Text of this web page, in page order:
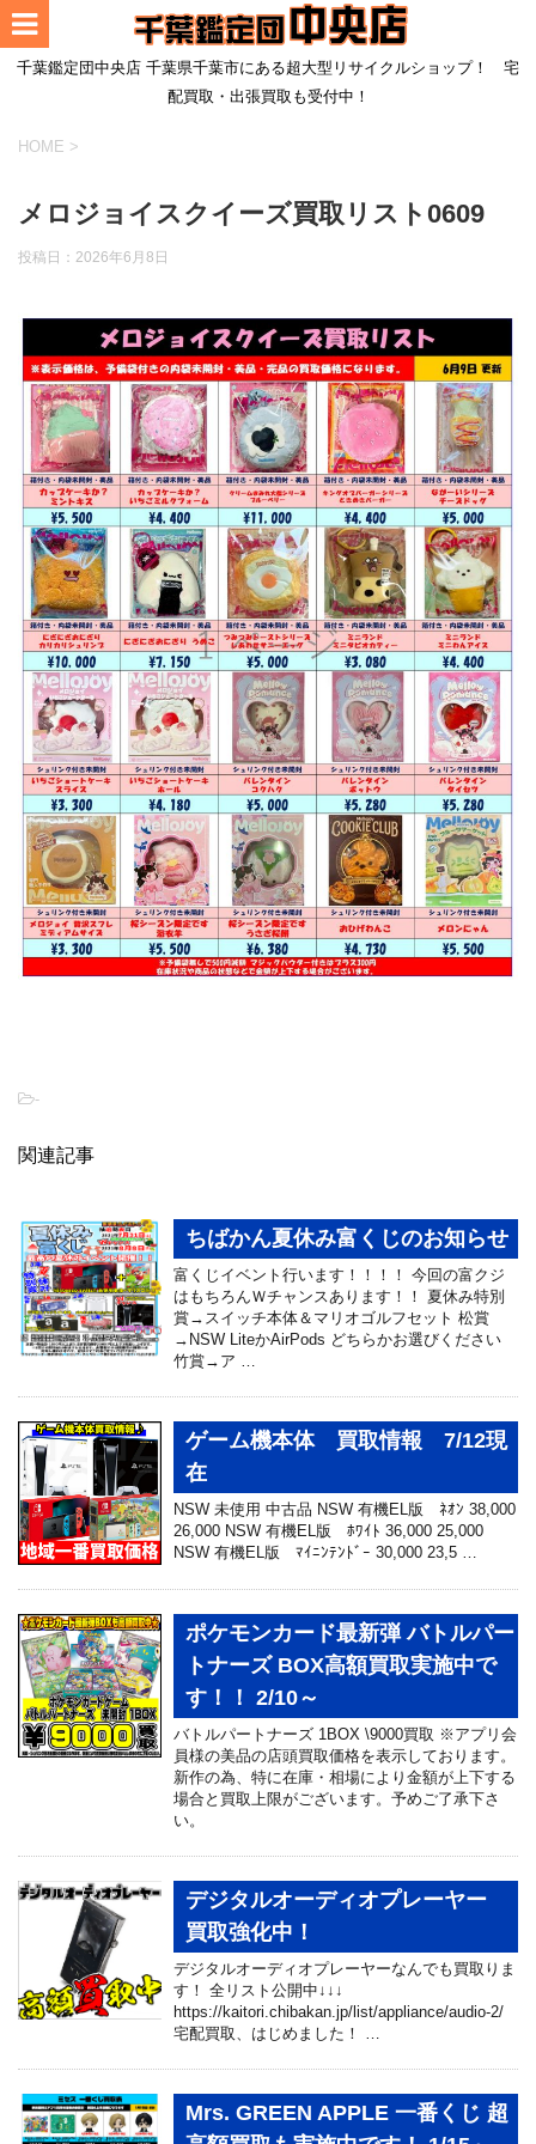
千葉鑑定団中央店 千葉県千葉市にある超大型リサイクルショップ！ 宅
配買取・出張買取も受付中！
HOME >
メロジョイスクイーズ買取リスト0609
投稿日： 2026年6月8日
-
関連記事
ちばかん夏休み富くじのお知らせ
富くじイベント行います！！！！ 今回の富クジ
はもちろんＷチャンスあります！！ 夏休み特別
賞→スイッチ本体＆マリオゴルフセット 松賞
→NSW LiteかAirPods どちらかお選びください
竹賞→ア …
ゲーム機本体 買取情報 7/12現
在
NSW 未使用 中古品 NSW 有機EL版 ﾈｵﾝ 38,000
26,000 NSW 有機EL版 ﾎﾜｲﾄ 36,000 25,000
NSW 有機EL版 ﾏｲﾆﾝﾃﾝﾄﾞｰ 30,000 23,5 …
ポケモンカード最新弾 バトルパー
トナーズ BOX高額買取実施中で
す！！ 2/10～
バトルパートナーズ 1BOX \9000買取 ※アプリ会
員様の美品の店頭買取価格を表示しております。
新作の為、特に在庫・相場により金額が上下する
場合と買取上限がございます。予めご了承下さ
い。
デジタルオーディオプレーヤー
買取強化中！
デジタルオーディオプレーヤーなんでも買取りま
す！ 全リスト公開中↓↓↓
https://kaitori.chibakan.jp/list/appliance/audio-2/
宅配買取、はじめました！ …
Mrs. GREEN APPLE 一番くじ 超